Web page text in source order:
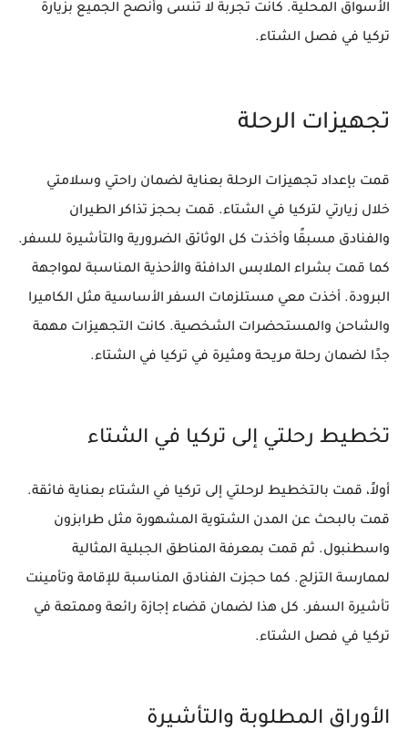
الأسواق المحلية. كانت تجربة لا تُنسى وأنصح الجميع بزيارة
تركيا في فصل الشتاء.
تجهيزات الرحلة
قمت بإعداد تجهيزات الرحلة بعناية لضمان راحتي وسلامتي
خلال زيارتي لتركيا في الشتاء. قمت بحجز تذاكر الطيران
والفنادق مسبقًا وأخذت كل الوثائق الضرورية والتأشيرة للسفر.
كما قمت بشراء الملابس الدافئة والأحذية المناسبة لمواجهة
البرودة. أخذت معي مستلزمات السفر الأساسية مثل الكاميرا
والشاحن والمستحضرات الشخصية. كانت التجهيزات مهمة
جدًا لضمان رحلة مريحة ومثيرة في تركيا في الشتاء.
تخطيط رحلتي إلى تركيا في الشتاء
أولاً، قمت بالتخطيط لرحلتي إلى تركيا في الشتاء بعناية فائقة.
قمت بالبحث عن المدن الشتوية المشهورة مثل طرابزون
واسطنبول. ثم قمت بمعرفة المناطق الجبلية المثالية
لممارسة التزلج. كما حجزت الفنادق المناسبة للإقامة وتأمينت
تأشيرة السفر. كل هذا لضمان قضاء إجازة رائعة وممتعة في
تركيا في فصل الشتاء.
الأوراق المطلوبة والتأشيرة